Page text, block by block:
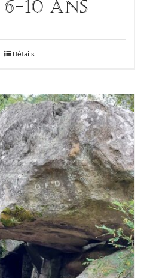
10 ans
Détails